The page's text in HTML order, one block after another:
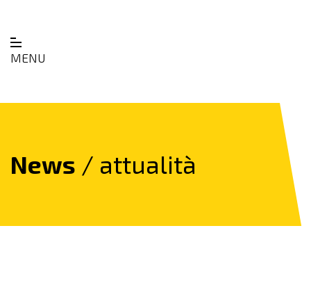
MENU
News / attualità